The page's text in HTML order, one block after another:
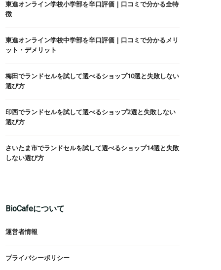
東進オンライン学校小学部を辛口評価｜口コミで分かる全特
徴
東進オンライン学校中学部を辛口評価｜口コミで分かるメリ
ット・デメリット
梅田でランドセルを試して選べるショップ10選と失敗しない
選び方
印西でランドセルを試して選べるショップ2選と失敗しない
選び方
さいたま市でランドセルを試して選べるショップ14選と失敗
しない選び方
BioCafeについて
運営者情報
プライバシーポリシー